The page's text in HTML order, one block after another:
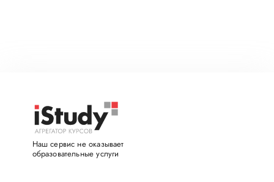
Наш сервис не оказывает
образовательные услуги